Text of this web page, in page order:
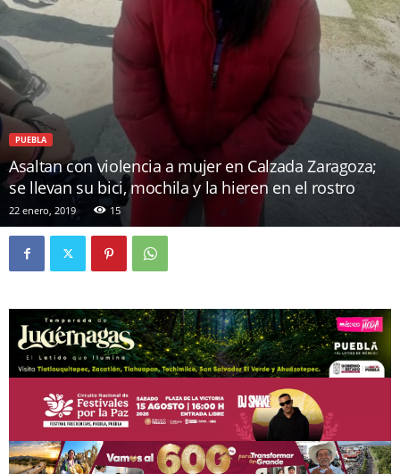
PUEBLA
Asaltan con violencia a mujer en Calzada Zaragoza;
se llevan su bici, mochila y la hieren en el rostro
22 enero, 2019 15